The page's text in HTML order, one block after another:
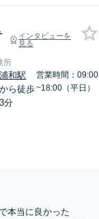
インタビューを
見る
所
浦和駅
から徒歩
3分
営業時間：09:00
~18:00（平日）
本当に良かった